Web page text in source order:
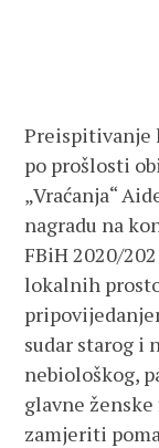
Preispitivanje
po prošlosti
„Vraćanja“
nagradu na
FBiH 2020/
lokalnih
sudar starog i
nebiološkog,
glavne
zamjeriti